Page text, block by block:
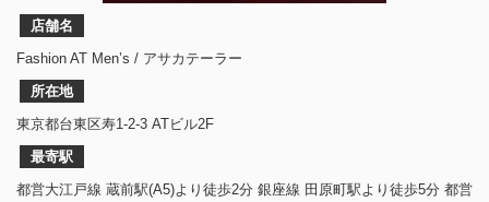
店舗名
Fashion AT Men’s / アサカテーラー
所在地
東京都台東区寿1-2-3 ATビル2F
最寄駅
都営大江戸線 蔵前駅(A5)より徒歩2分 銀座線 田原町駅より徒歩5分 都営